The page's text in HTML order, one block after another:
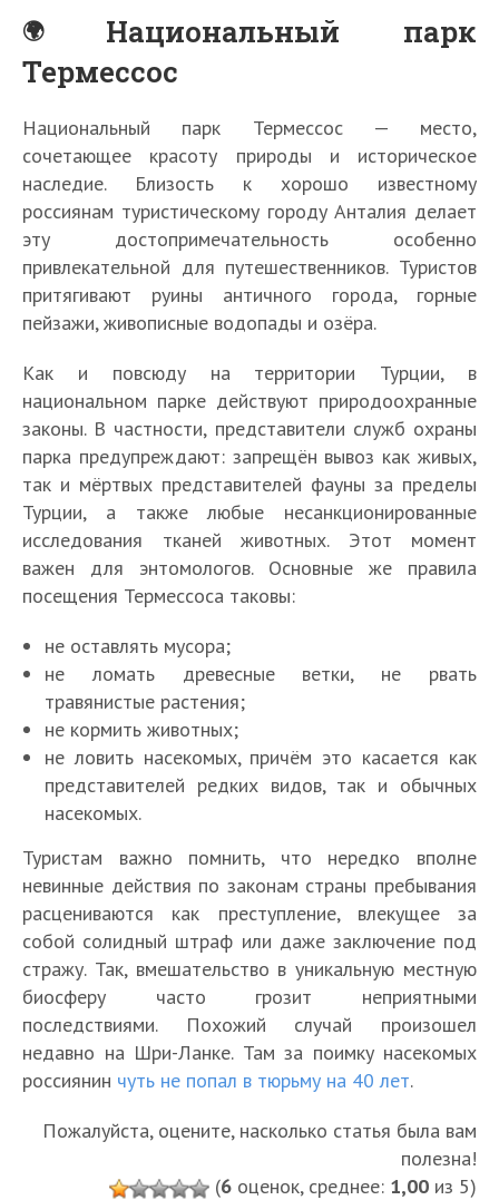
Национальный парк
Термессос
Национальный парк Термессос — место,
сочетающее красоту природы и историческое
наследие. Близость к хорошо известному
россиянам туристическому городу Анталия делает
эту достопримечательность особенно
привлекательной для путешественников. Туристов
притягивают руины античного города, горные
пейзажи, живописные водопады и озёра.
Как и повсюду на территории Турции, в
национальном парке действуют природоохранные
законы. В частности, представители служб охраны
парка предупреждают: запрещён вывоз как живых,
так и мёртвых представителей фауны за пределы
Турции, а также любые несанкционированные
исследования тканей животных. Этот момент
важен для энтомологов. Основные же правила
посещения Термессоса таковы:
не оставлять мусора;
не ломать древесные ветки, не рвать
травянистые растения;
не кормить животных;
не ловить насекомых, причём это касается как
представителей редких видов, так и обычных
насекомых.
Туристам важно помнить, что нередко вполне
невинные действия по законам страны пребывания
расцениваются как преступление, влекущее за
собой солидный штраф или даже заключение под
стражу. Так, вмешательство в уникальную местную
биосферу часто грозит неприятными
последствиями. Похожий случай произошел
недавно на Шри-Ланке. Там за поимку насекомых
россиянин чуть не попал в тюрьму на 40 лет.
Пожалуйста, оцените, насколько статья была вам
полезна!
(6 оценок, среднее: 1,00 из 5)